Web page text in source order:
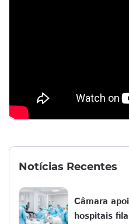
Notícias Recentes
Câmara
hospitais